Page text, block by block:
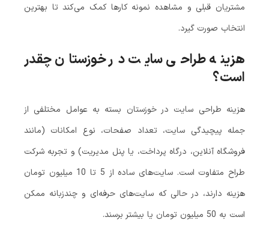
مشتریان قبلی و مشاهده نمونه کارها کمک می‌کند تا بهترین
انتخاب صورت گیرد.
هزینه طراحی سایت در خوزستان چقدر
است؟
هزینه طراحی سایت در خوزستان بسته به عوامل مختلفی از
جمله پیچیدگی سایت، تعداد صفحات، نوع امکانات (مانند
فروشگاه آنلاین، درگاه پرداخت، یا پنل مدیریت) و تجربه شرکت
طراح متفاوت است. سایت‌های ساده از 5 تا 10 میلیون تومان
هزینه دارند، در حالی که سایت‌های حرفه‌ای و چندزبانه ممکن
است به 50 میلیون تومان یا بیشتر برسند.